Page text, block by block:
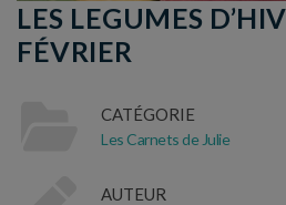
LES LEGUMES
FÉVRIER
CATÉGORIE
Les Carnets de Julie
AUTEUR